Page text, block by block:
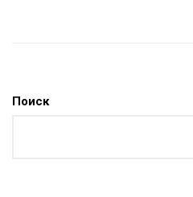
Поиск